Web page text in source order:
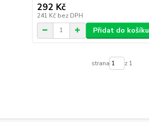
292 Kč
241 Kč bez DPH
Přidat do košíku
strana z 1